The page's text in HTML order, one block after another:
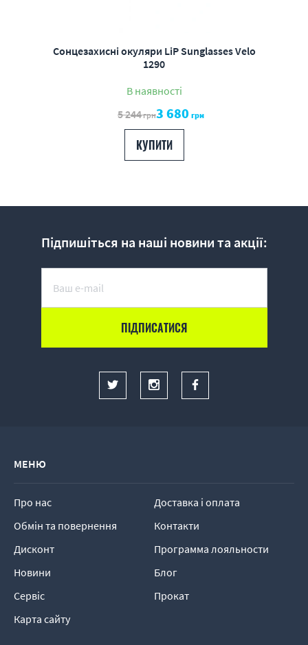
Сонцезахисні окуляри LiP Sunglasses Velo
1290
В наявності
5 244грн3 680 грн
КУПИТИ
Підпишіться на наші новини та акції:
МЕНЮ
Про нас
Доставка і оплата
Обмін та повернення
Контакти
Дисконт
Программа лояльности
Новини
Блог
Сервіс
Прокат
Карта сайту